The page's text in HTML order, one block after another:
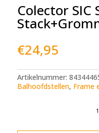
Colector SIC
€24,95
Artikelnummer:
Balhoofdstellen, Frame